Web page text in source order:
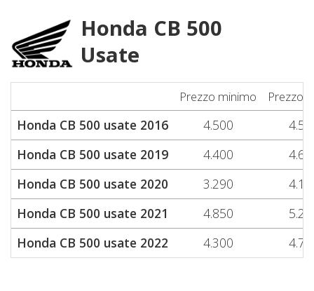
Honda CB 500
Usate
Prezzo minimo Prezzo
Honda CB 500 usate 2016 4.500
Honda CB 500 usate 2019
4.400
Honda CB 500 usate 2020
3.290
Honda CB 500 usate 2021
4.850
Honda CB 500 usate 2022
4.300